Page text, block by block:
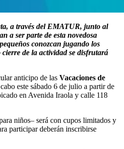
a través del EMATUR, junto al
a ser parte de esta novedosa
conozcan jugando los
cierre de la actividad se disfrutará
anticipo de las Vacaciones de
este sábado 6 de julio a partir de
en Avenida Iraola y calle 118
niños– será con cupos limitados y
participar deberán inscribirse